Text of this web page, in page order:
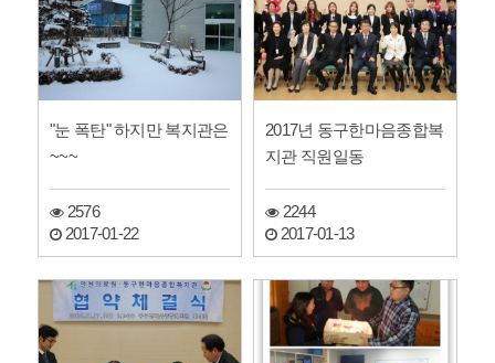
"눈 폭탄" 하지만 복지관은
~~~
2576
2017-01-22
2017년 동구한마음종합복
지관 직원일동
2244
2017-01-13